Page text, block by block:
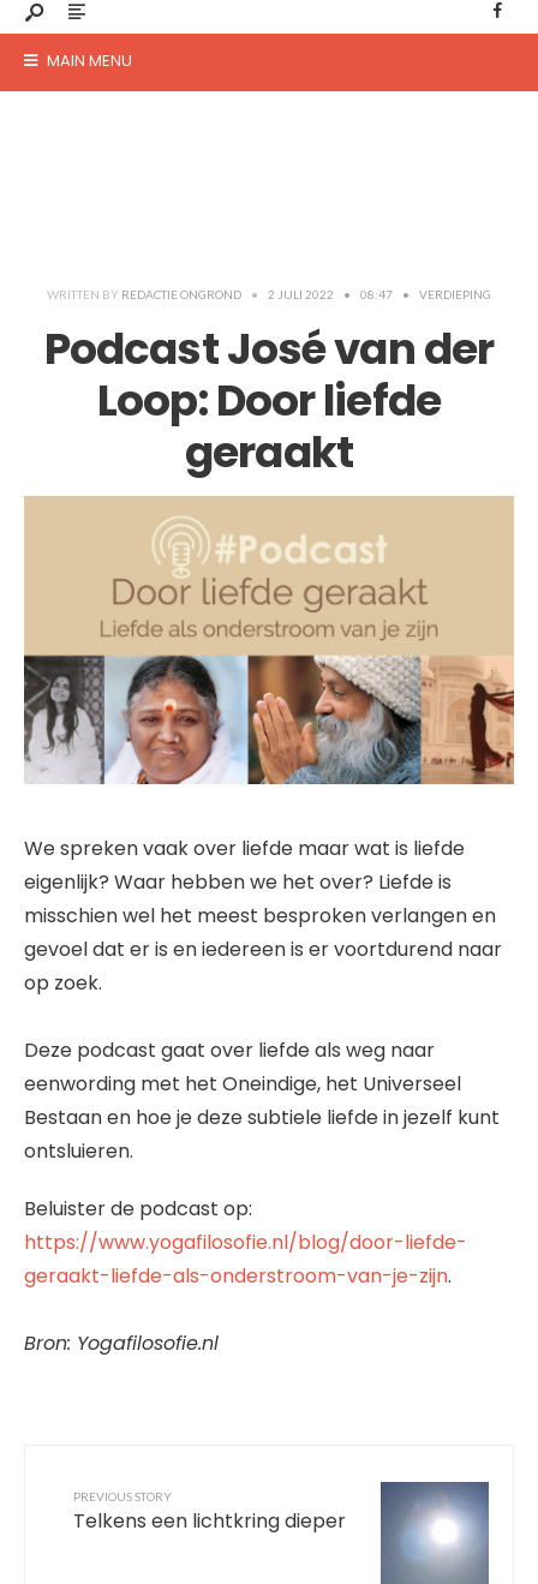
MAIN MENU
WRITTEN BY REDACTIE ONGROND • 2 JULI 2022 • 08:47 • VERDIEPING
Podcast José van der
Loop: Door liefde
geraakt
We spreken vaak over liefde maar wat is liefde
eigenlijk? Waar hebben we het over? Liefde is
misschien wel het meest besproken verlangen en
gevoel dat er is en iedereen is er voortdurend naar
op zoek.
Deze podcast gaat over liefde als weg naar
eenwording met het Oneindige, het Universeel
Bestaan en hoe je deze subtiele liefde in jezelf kunt
ontsluieren.
Beluister de podcast op:
https://www.yogafilosofie.nl/blog/door-liefde-
geraakt-liefde-als-onderstroom-van-je-zijn.
Bron: Yogafilosofie.nl
PREVIOUS STORY
Telkens een lichtkring dieper